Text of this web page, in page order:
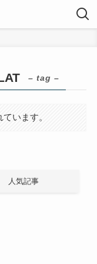
– tag –
います。
人気記事